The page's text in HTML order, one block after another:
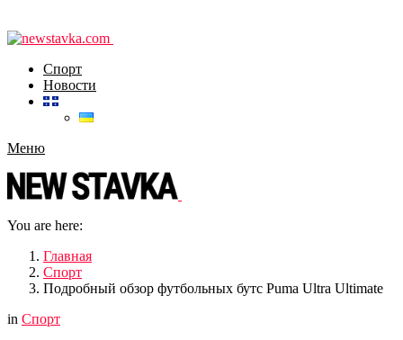
Спорт
Новости
Меню
You are here:
Главная
Спорт
Подробный обзор футбольных бутс Puma Ultra Ultimate
in Спорт